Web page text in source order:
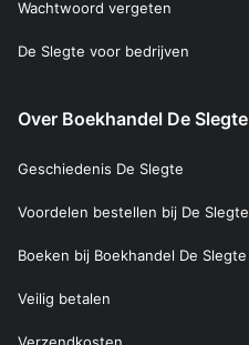
Wachtwoord vergeten
De Slegte voor bedrijven
Over Boekhandel De Slegte
Geschiedenis De Slegte
Voordelen bestellen bij De Slegte
Boeken bij Boekhandel De Slegte
Veilig betalen